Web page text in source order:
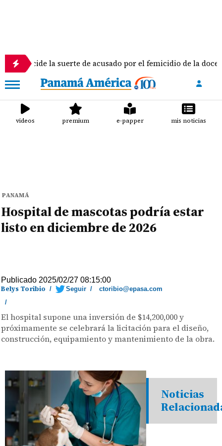
suerte de acusado por el femicidio de la docente Doris
videos premium e-papper mis noticias
PANAMÁ
Hospital de mascotas podría estar
listo en diciembre de 2026
Publicado 2025/02/27 08:15:00
Belys Toribio / Seguir /
ctoribio@epasa.com
/
El hospital supone una inversión de $14,200,000 y
próximamente se celebrará la licitación para el diseño,
construcción, equipamiento y mantenimiento de la obra.
Noticias